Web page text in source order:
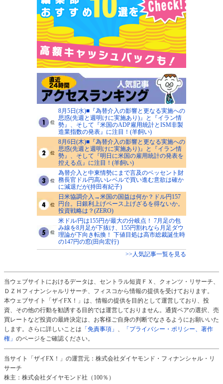
8月5日(水)■『為替介入の影響と更なる実施への
思惑(先週と週明けに実施あり)』と『イラン情
勢』、そして『米国のADP雇用統計とISM非製
造業指数の発表』に注目！(羊飼い)
8月6日(木)■『為替介入の影響と更なる実施への
思惑(先週と週明けに実施あり)』と『イラン情
勢』、そして『明日に米国の雇用統計の発表を
控える点』に注目！(羊飼い)
為替介入と中東情勢にまで言及のベッセント財
務長官ドル円高いレベルで買い進む意欲は確か
に減退だが(持田有紀子)
日米協調介入→米国の国益は何か？ドル円157
円台。日銀利上げペース上げざるを得ないか。
投資戦略は？(ZERO)
米ドル/円は155円が最大の分岐点！ 7月足の包
み線を8月足が下抜け、155円割れなら月足ダウ
理論が下向き転換！ 下値目処は高市総裁誕生時
の147円の窓(田向宏行)
>>人気記事一覧を見る
当ウェブサイトにおけるデータは、セントラル短資ＦＸ、クォンツ・リサーチ、
ＤＺＨフィナンシャルリサーチ、フィスコから情報の提供を受けております。
本ウェブサイト「ザイFX！」は、情報の提供を目的として運営しており、投
資、その他の行動を勧誘する目的では運営しておりません。通貨ペアの選択、売
買レートなど投資の最終決定は、お客様ご自身の判断でなさるようにお願いいた
します。さらに詳しいことは 「免責事項」
「プライバシー・ポリシー、著作
権」 のページをご確認ください。
当サイト「ザイFX！」の運営元：株式会社ダイヤモンド・フィナンシャル・リ
サーチ
株主：株式会社ダイヤモンド社（100％）